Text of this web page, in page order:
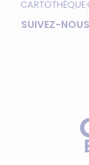
CARTOTHÈQUE
SUIVEZ-NOUS